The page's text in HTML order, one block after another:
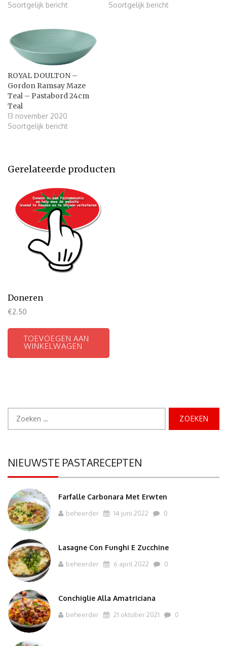
Soortgelijk bericht
Soortgelijk bericht
ROYAL DOULTON –
Gordon Ramsay Maze
Teal – Pastabord 24cm
Teal
13 november 2020
Soortgelijk bericht
Gerelateerde producten
Doneren
€2.50
TOEVOEGEN AAN
WINKELWAGEN
NIEUWSTE PASTARECEPTEN
Farfalle Carbonara Met Erwten
beheerder 14 juni 2022 0
Lasagne Con Funghi E Zucchine
beheerder 6 april 2022 0
Conchiglie Alla Amatriciana
beheerder 21 oktober 2021 0